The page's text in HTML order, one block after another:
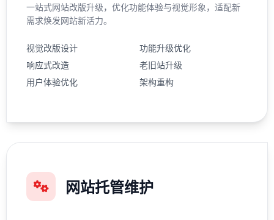
一站式网站改版升级，优化功能体验与视觉形象，适配新
需求焕发网站新活力。
视觉改版设计
功能升级优化
响应式改造
老旧站升级
用户体验优化
架构重构
网站托管维护